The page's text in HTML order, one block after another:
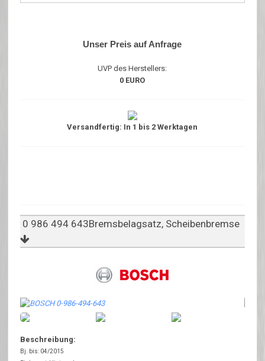
Unser Preis auf Anfrage
UVP des Herstellers:
0 EURO
Versandfertig: In 1 bis 2 Werktagen
0 986 494 643Bremsbelagsatz, Scheibenbremse
Beschreibung:
Bj. bis: 04/2015